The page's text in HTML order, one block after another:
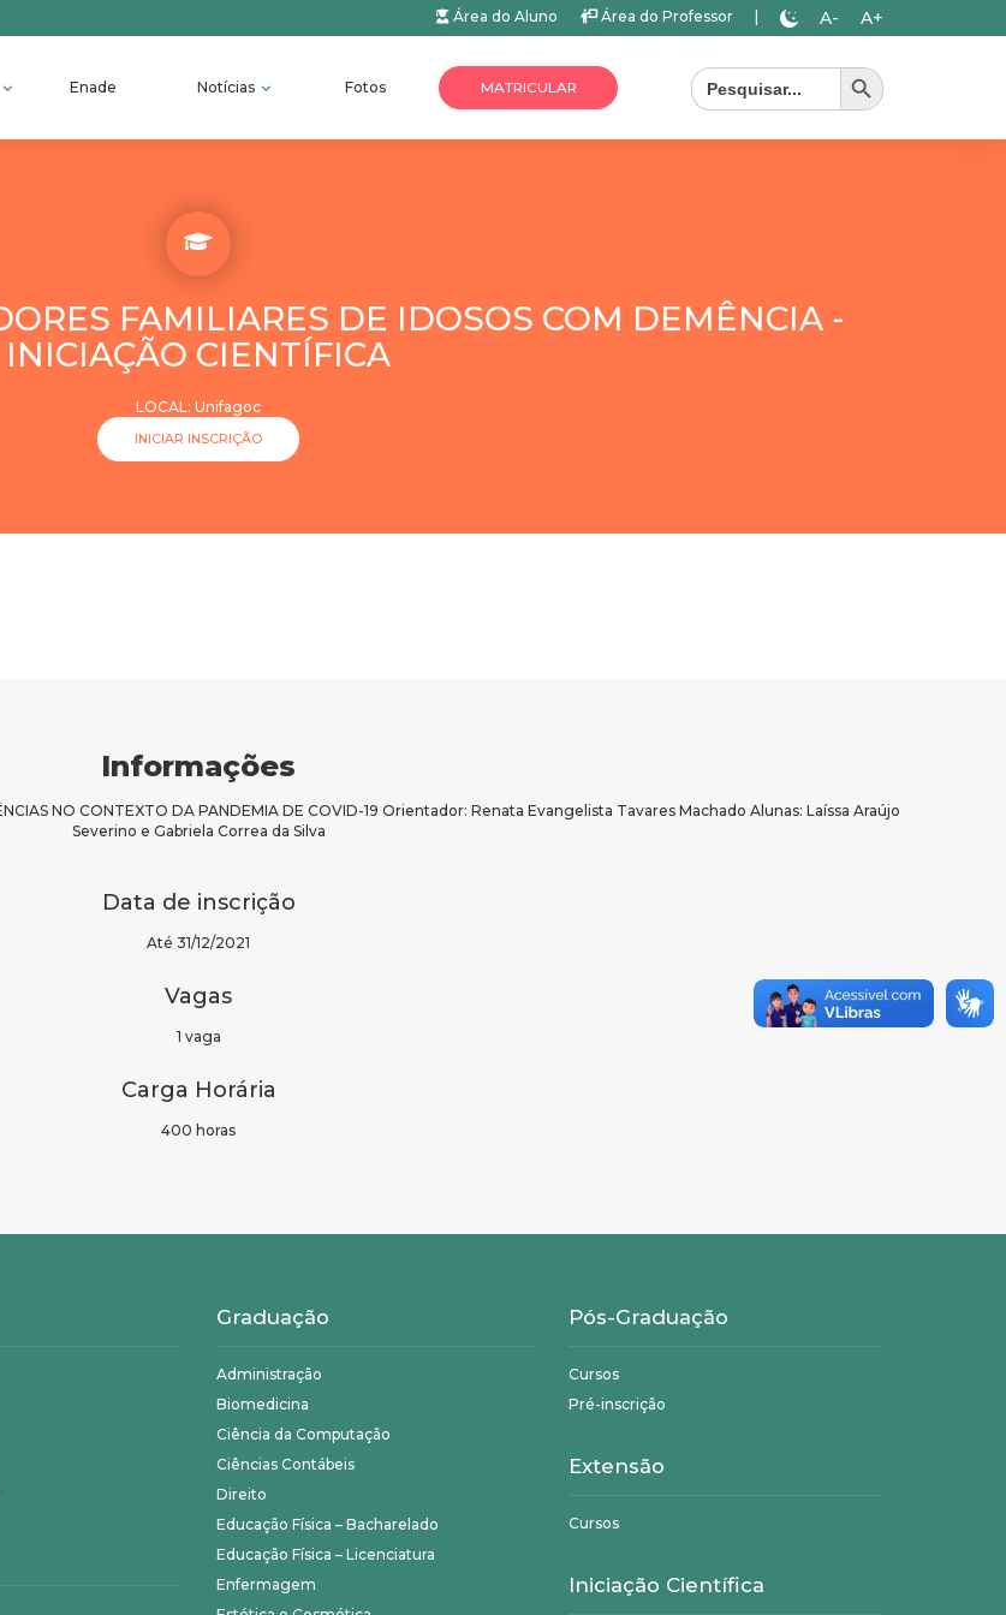
Área do Aluno Área do Professor A- A+
Enade Notícias Fotos MATRICULAR
Search
for:
Search Button
FAMILIARES DE IDOSOS COM DEMÊNCIA -
INICIAÇÃO CIENTÍFICA
LOCAL: Unifagoc
INICIAR INSCRIÇÃO
Informações
NO CONTEXTO DA PANDEMIA DE COVID-19 Orientador: Renata Evangelista Tavares Machado Alunas: Laíssa Araújo
Severino e Gabriela Correa da Silva
Data de inscrição
Até 31/12/2021
Vagas
1 vaga
Carga Horária
400 horas
Graduação
Administração
Biomedicina
Ciência da Computação
Ciências Contábeis
Direito
Educação Física – Bacharelado
Educação Física – Licenciatura
Enfermagem
Pós-Graduação
Cursos
Pré-inscrição
Extensão
Cursos
Iniciação Científica